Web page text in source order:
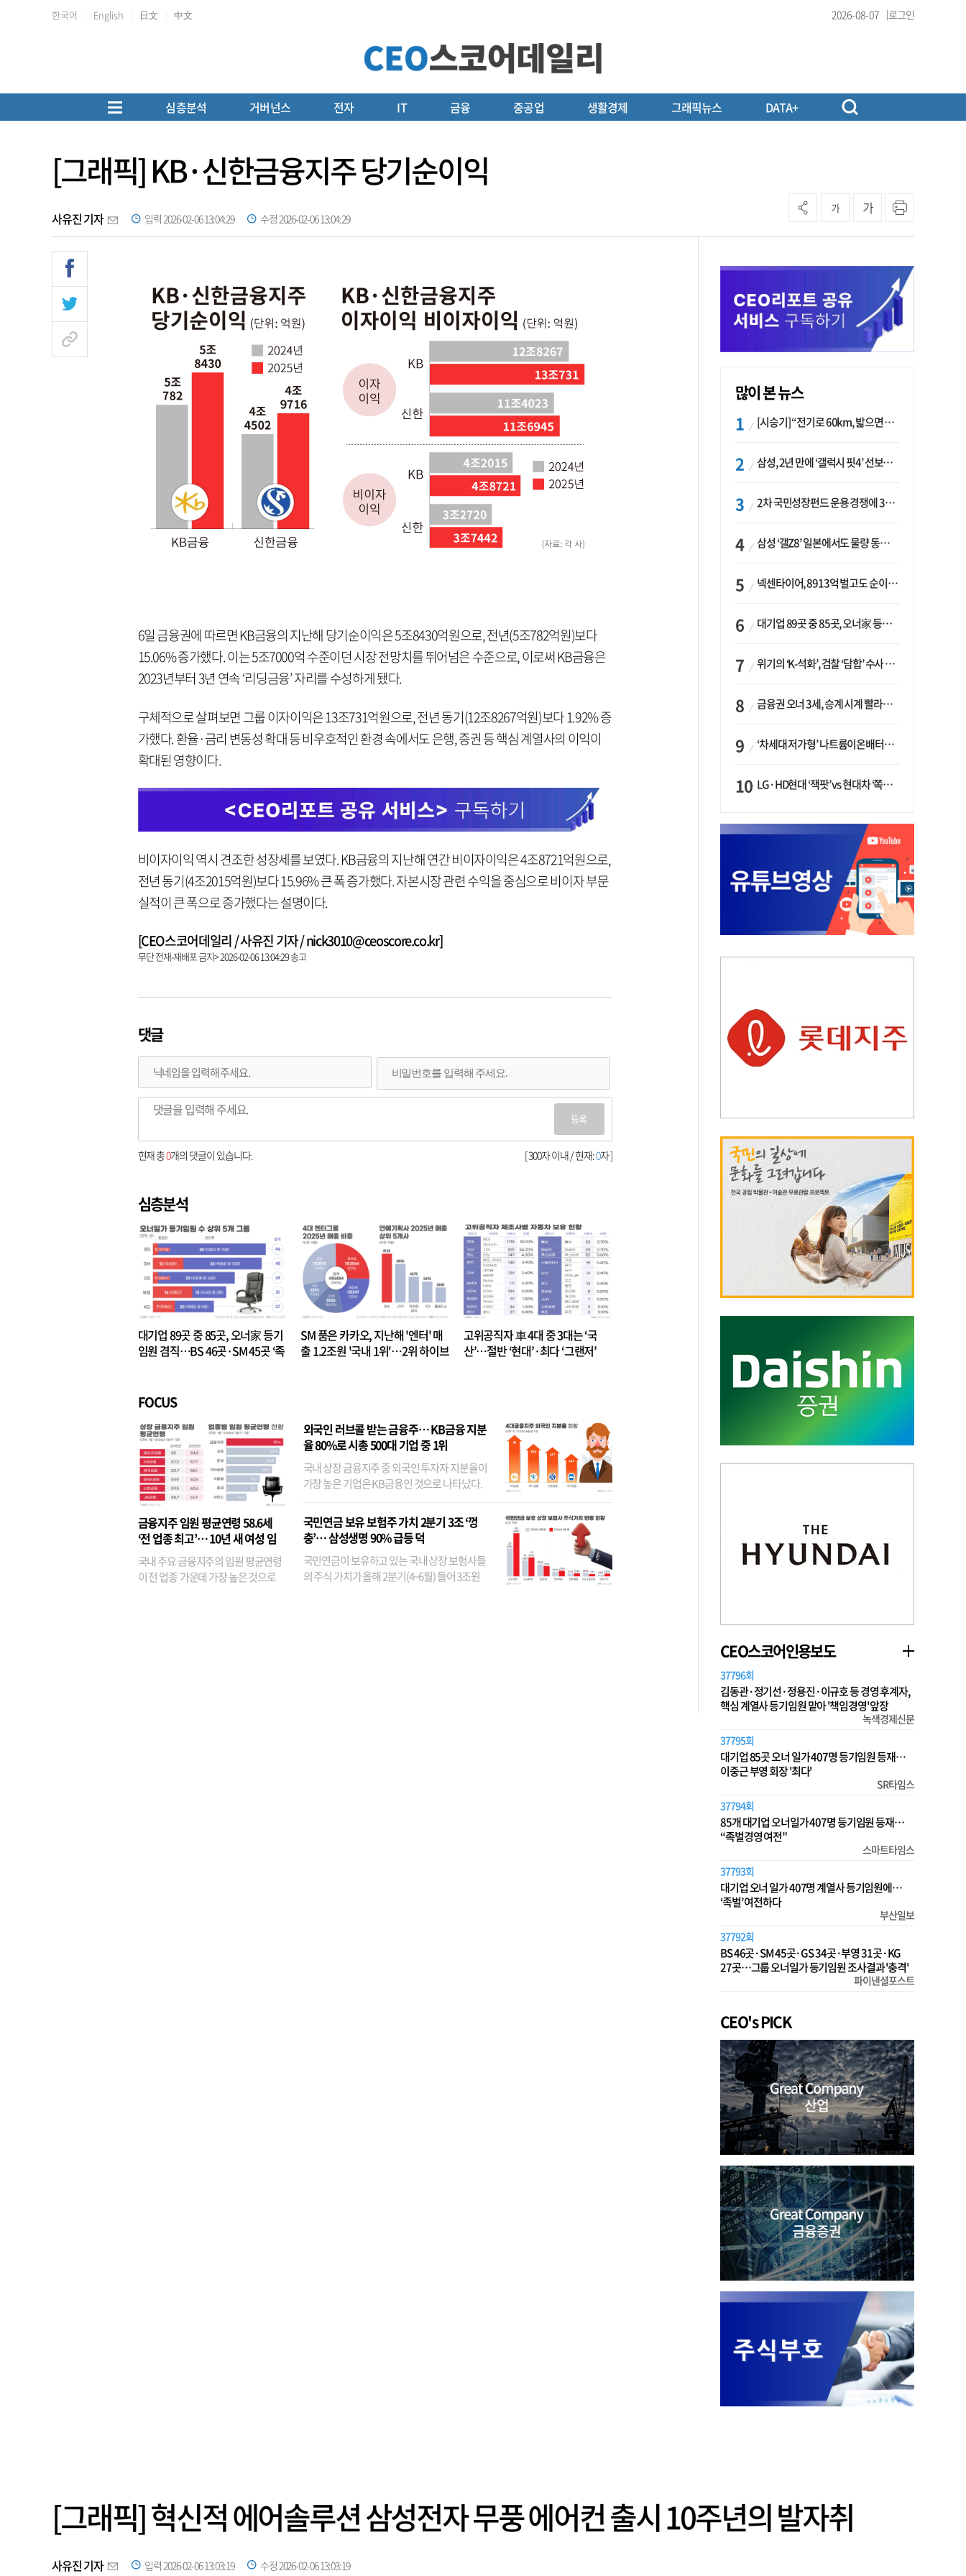
한국어 English 日文 中文 2026-08-07 로그인
심층분석 거버넌스 전자 IT 금융 중공업 생활경제 그래픽뉴스 DATA+
[그래픽] KB·신한금융지주 당기순이익
사유진 기자 입력 2026-02-06 13:04:29 수정 2026-02-06 13:04:29
가 가
6일 금융권에 따르면 KB금융의 지난해 당기순이익은 5조8430억원으로, 전년(5조782억원)보다
15.06% 증가했다. 이는 5조7000억 수준이던 시장 전망치를 뛰어넘은 수준으로, 이로써 KB금융은
2023년부터 3년 연속 ‘리딩금융’ 자리를 수성하게 됐다.
구체적으로 살펴보면 그룹 이자이익은 13조731억원으로, 전년 동기(12조8267억원)보다 1.92% 증
가했다. 환율·금리 변동성 확대 등 비우호적인 환경 속에서도 은행, 증권 등 핵심 계열사의 이익이
확대된 영향이다.
비이자이익 역시 견조한 성장세를 보였다. KB금융의 지난해 연간 비이자이익은 4조8721억원으로,
전년 동기(4조2015억원)보다 15.96% 큰 폭 증가했다. 자본시장 관련 수익을 중심으로 비이자 부문
실적이 큰 폭으로 증가했다는 설명이다.
[CEO스코어데일리 / 사유진 기자 / nick3010@ceoscore.co.kr]
무단 전재-재배포 금지> 2026-02-06 13:04:29 송고
댓글
등록
[ 300자 이내 / 현재:0자 ]
현재 총0개의 댓글이 있습니다.
심층분석
대기업 89곳 중 85곳, 오너家 등기
임원 겸직…BS 46곳·SM 45곳 ‘족
SM 품은 카카오, 지난해 '엔터' 매
출 1.2조원 '국내 1위'…2위 하이브
고위공직자 車 4대 중 3대는 ‘국
산’…절반 ‘현대’·최다 ‘그랜저’
FOCUS
금융지주 임원 평균연령 58.6세
‘전 업종 최고’… 10년 새 여성 임
원은 14배 껑충
국내 주요 금융지주의 임원 평균연령
이 전 업종 가운데 가장 높은 것으로
외국인 러브콜 받는 금융주… KB금융 지분
율 80%로 시총 500대 기업 중 1위
국내 상장 금융지주 중 외국인 투자자 지분율이
가장 높은 기업은 KB금융인 것으로 나타났다.
융이었다. 특히 KB금융은 지난달 말 기준 해외
기관투자자 지분율이...
국민연금 보유 보험주 가치 2분기 3조 ‘껑
충’… 삼성생명 90% 급등 덕
국민연금이 보유하고 있는 국내 상장 보험사들
의 주식 가치가 올해 2분기(4~6월) 들어 3조원
많이 본 뉴스
[시승기] “전기로 60km, 밟으면 462마력”…볼보 XC60 T8의 두 얼굴
삼성, 2년 만에 ‘갤럭시 핏4’ 선보이나…웨어러블 생태계 확장 ‘시동’
2차 국민성장펀드 운용 경쟁에 33개사 몰렸다…신한·하나 등 새 얼굴 대거 합류
삼성 ‘갤Z8’ 일본에서도 물량 동났다…애플 참전 앞두고 선두 수성 ‘시험대’
넥센타이어, 8913억 벌고도 순이익 2억…유럽 세부담에 이익 증발
대기업 89곳 중 85곳, 오너家 등기임원 겸직…BS 46곳·SM 45곳 ‘족벌경영’ 고착화
위기의 ‘K-석화’, 검찰 ‘담합’ 수사 착수…“LG·한화·롯데 등 7개 업체, 8개 제품 가격 담합”
금융권 오너 3세, 승계 시계 빨라지나…한국투자 ‘속도’·미래에셋·메리츠는 ‘거리두기’
‘차세대 저가형’ 나트륨이온배터리 시대 오나…LG화학·에코프로, 상용화 속도낸다
LG·HD현대 ‘잭팟’ vs 현대차 ‘쪽박’…글로벌 사모펀드, 韓 대기업 투자 ‘희비’
CEO스코어인용보도
37796회
김동관·정기선·정용진·이규호 등 경영 후계자,
핵심 계열사 등기임원 맡아 '책임경영' 앞장
녹색경제신문
37795회
대기업 85곳 오너 일가 407명 등기임원 등재…
이중근 부영 회장 '최다'
SR타임스
37794회
85개 대기업 오너일가 407명 등기임원 등재…
“족벌경영 여전”
스마트타임스
37793회
대기업 오너 일가 407명 계열사 등기임원에…
‘족벌’ 여전하다
부산일보
37792회
BS 46곳·SM 45곳·GS 34곳·부영 31곳·KG
27곳…그룹 오너일가 등기임원 조사결과 '충격'
파이낸셜포스트
CEO's PICK
[그래픽] 혁신적 에어솔루션 삼성전자 무풍 에어컨 출시 10주년의 발자취
사유진 기자 입력 2026-02-06 13:03:19 수정 2026-02-06 13:03:19